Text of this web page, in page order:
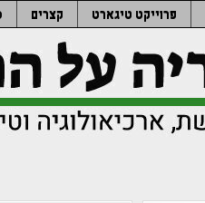
פרוייקט טיגארט קצרים